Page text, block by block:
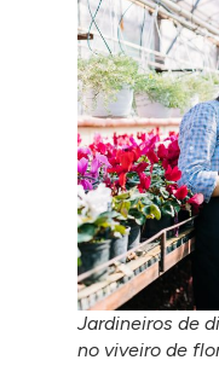
Jardineiros de
no viveiro de